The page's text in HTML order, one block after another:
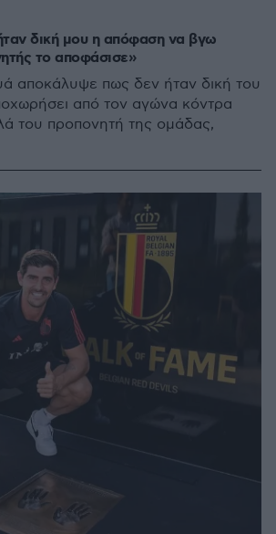
δική μου η απόφαση να βγω
το αποφάσισε»
αποκάλυψε πως δεν ήταν δική του
από τον αγώνα κόντρα
του προπονητή της ομάδας,